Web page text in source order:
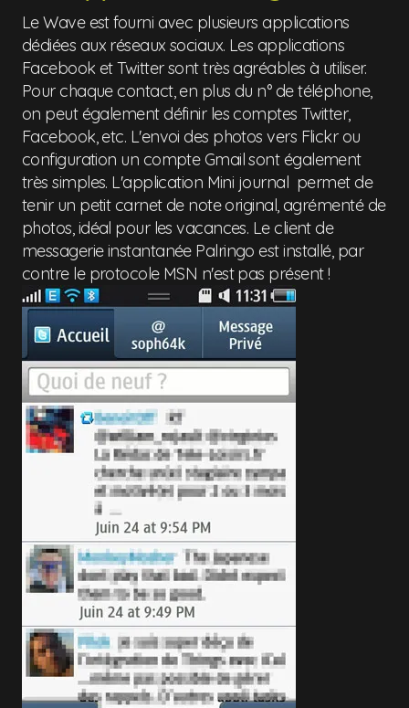
Le Wave est fourni avec plusieurs applications
dédiées aux réseaux sociaux. Les applications
Facebook et Twitter sont très agréables à utiliser.
Pour chaque contact, en plus du n° de téléphone,
on peut également définir les comptes Twitter,
Facebook, etc. L'envoi des photos vers Flickr ou
configuration un compte Gmail sont également
très simples. L'application Mini journal permet de
tenir un petit carnet de note original, agrémenté de
photos, idéal pour les vacances. Le client de
messagerie instantanée Palringo est installé, par
contre le protocole MSN n'est pas présent !